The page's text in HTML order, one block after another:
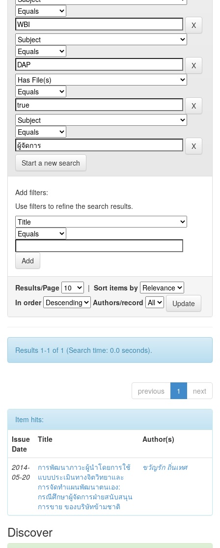
Start a new search
Add filters:
Use filters to refine the search results.
Results/Page | Sort items by
In order
Authors/record
Results 1-1 of 1 (Search time: 0.0 seconds).
previous 1 next
Item hits:
Issue
Date
Title Author(s)
2014-
05-20
การพัฒนาภาวะผู้นำโดยการใช้
แบบประเมินทางจิตวิทยาและ
การจัดทำแผนพัฒนาตนเอง:
กรณีศึกษาผู้จัดการฝ่ายสนับสนุน
การขาย ของบริษัทข้ามชาติ
ขวัญรัก ถิ่นเทศ
Discover